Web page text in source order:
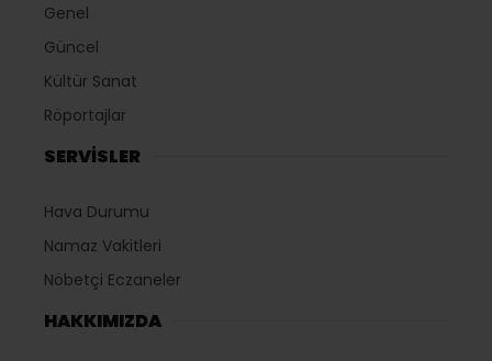
Genel
Güncel
Kültür Sanat
Röportajlar
SERVİSLER
Hava Durumu
Namaz Vakitleri
Nöbetçi Eczaneler
HAKKIMIZDA